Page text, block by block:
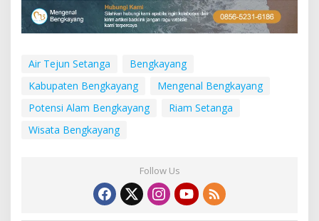
Air Tejun Setanga
Bengkayang
Kabupaten Bengkayang
Mengenal Bengkayang
Potensi Alam Bengkayang
Riam Setanga
Wisata Bengkayang
Follow Us